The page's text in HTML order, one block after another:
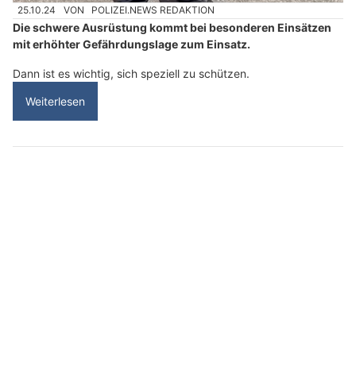
25.10.24 VON POLIZEI.NEWS REDAKTION
Die schwere Ausrüstung kommt bei besonderen Einsätzen
mit erhöhter Gefährdungslage zum Einsatz.
Dann ist es wichtig, sich speziell zu schützen.
Weiterlesen